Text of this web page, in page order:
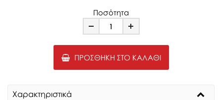
Ποσότητα
Minus Plus
ΠΡΟΣΘΉΚΗ ΣΤΟ ΚΑΛΆΘΙ
Χαρακτηριστικά